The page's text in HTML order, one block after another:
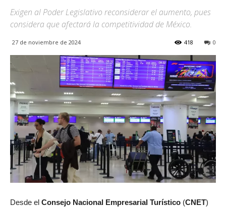
Exigen al Poder Legislativo reconsiderar el aumento, pues
considera que afectará la competitividad de México.
27 de noviembre de 2024 0
418
Desde el Consejo Nacional Empresarial Turístico (CNET)